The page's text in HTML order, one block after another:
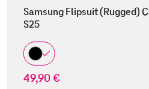
Samsung Flipsuit (Rugged)
S25
49,90 €